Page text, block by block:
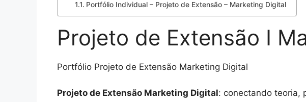
Portfólio Individual – Projeto de Extensão – Marketing Digital
Projeto de Extensão I
Portfólio Projeto de Extensão Marketing Digital
Projeto de Extensão Marketing Digital: conectando teoria,